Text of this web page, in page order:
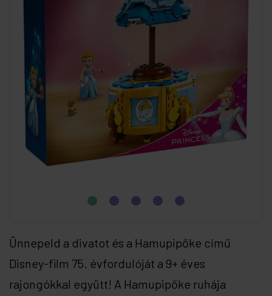
Ünnepeld a divatot és a Hamupipőke című
Disney-film 75. évfordulóját a 9+ éves
rajongókkal együtt! A Hamupipőke ruhája